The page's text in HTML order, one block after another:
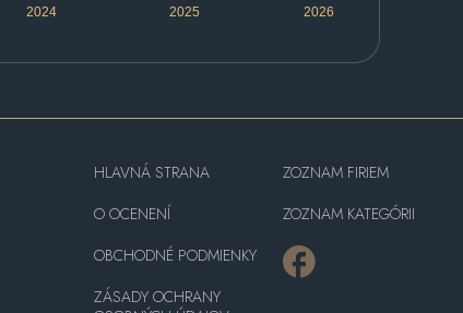
2024 2025 2026
HLAVNÁ STRANA
O OCENENÍ
OBCHODNÉ PODMIENKY
ZÁSADY OCHRANY
ZOZNAM FIRIEM
ZOZNAM KATEGÓRII